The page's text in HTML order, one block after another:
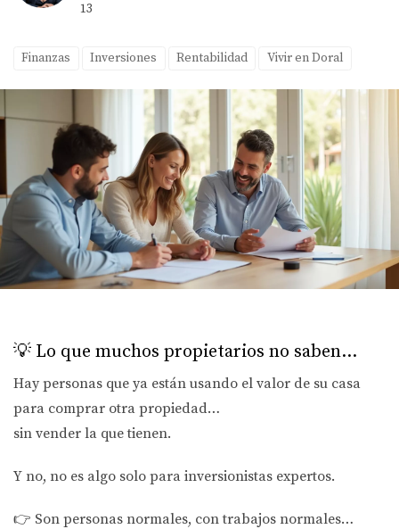
13
Finanzas Inversiones Rentabilidad Vivir en Doral
💡 Lo que muchos propietarios no saben…
Hay personas que ya están usando el valor de su casa
para comprar otra propiedad…
sin vender la que tienen.
Y no, no es algo solo para inversionistas expertos.
👉 Son personas normales, con trabajos normales…